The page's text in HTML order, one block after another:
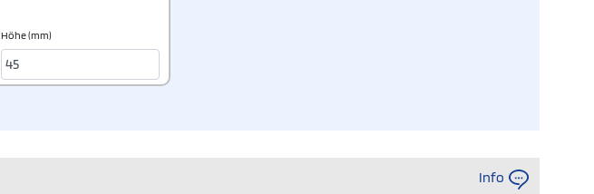
Höhe (mm)
Info